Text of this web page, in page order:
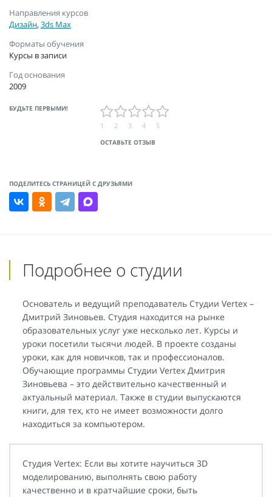
Направления курсов
Дизайн,3ds Max
Форматы обучения
Курсы в записи
Год основания
2009
БУДЬТЕ ПЕРВЫМИ!
ОСТАВЬТЕ ОТЗЫВ
1 2 3 4 5
ПОДЕЛИТЕСЬ СТРАНИЦЕЙ С ДРУЗЬЯМИ
Подробнее о студии
Основатель и ведущий преподаватель Студии Vertex –
Дмитрий Зиновьев. Студия находится на рынке
образовательных услуг уже несколько лет. Курсы и
уроки посетили тысячи людей. В проекте созданы
уроки, как для новичков, так и профессионалов.
Обучающие программы Студии Vertex Дмитрия
Зиновьева – это действительно качественный и
актуальный материал. Также в студии выпускаются
книги, для тех, кто не имеет возможности долго
находиться за компьютером.
Студия Vertex: Если вы хотите научиться 3D
моделированию, выполнять свою работу
качественно и в кратчайшие сроки, быть